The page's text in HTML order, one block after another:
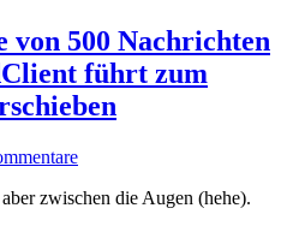
von 500 Nachrichten
führt zum
zwischen die Augen (hehe).